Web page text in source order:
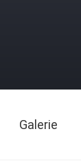
Galerie